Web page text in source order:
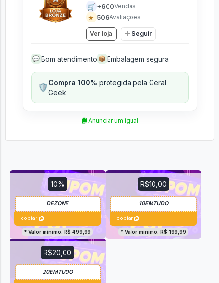
🛒 +600Vendas
★ 506Avaliações
Ver loja Seguir
💬 Bom atendimento 📦 Embalagem segura
🛡️Compra 100% protegida pela Geral
Geek
Anunciar um igual
10%
copiar
* Valor mínimo: R$ 499,99
R$10,00
copiar
* Valor mínimo: R$ 199,99
R$20,00